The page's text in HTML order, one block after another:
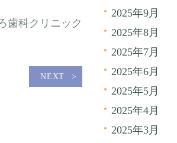
歯科クリニック
NEXT
2025年9月
2025年8月
2025年7月
2025年6月
2025年5月
2025年4月
2025年3月